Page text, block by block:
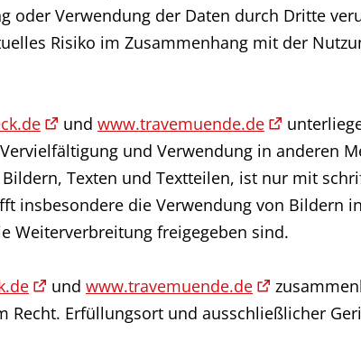
oder Verwendung der Daten durch Dritte
Risiko im Zusammenhang mit der
und www.travemuende.de
und Verwendung in anderen
Texten und Textteilen, ist nur mit
insbesondere die Verwendung von Bildern
Weiterverbreitung freigegeben sind.
und www.travemuende.de
Recht. Erfüllungsort und ausschließlicher